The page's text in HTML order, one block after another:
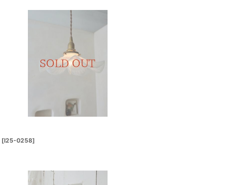
[I25-0258]